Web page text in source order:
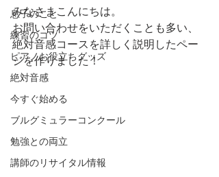
息子のこと
練習のコツ
ピアノお役立ちグッズ
絶対音感
今すぐ始める
ブルグミュラーコンクール
勉強との両立
講師のリサイタル情報
みなさまこんにちは。
お問い合わせをいただくことも多い、
絶対音感コースを詳しく説明したペー
ジを作りました！